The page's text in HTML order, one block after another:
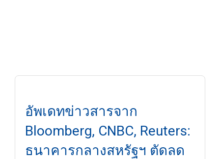
อัพเดทข่าวสารจาก
Bloomberg, CNBC, Reuters:
ธนาคารกลางสหรัฐฯ ตัดลด